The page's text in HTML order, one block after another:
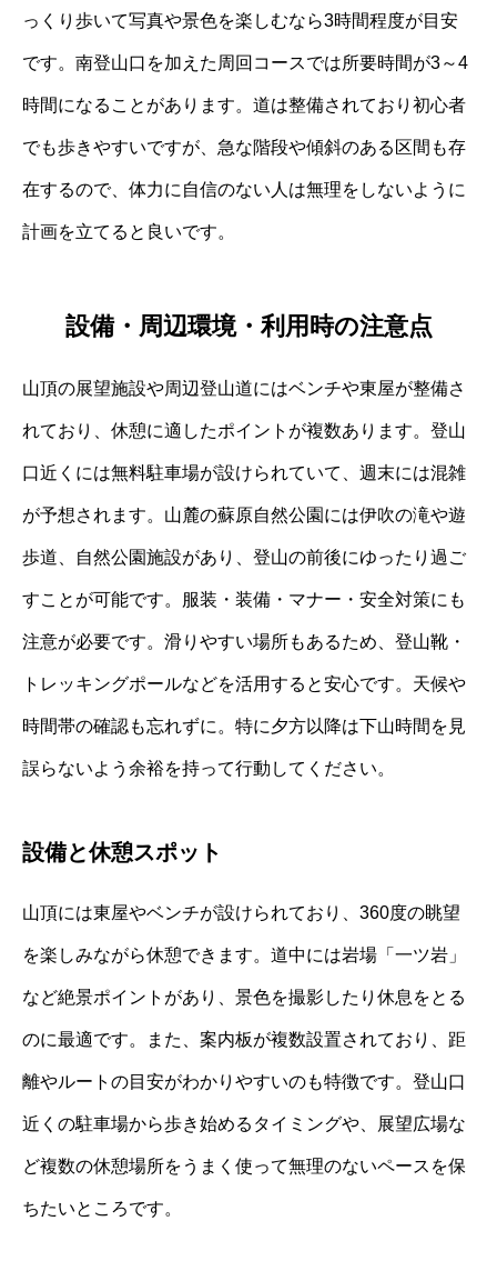
っくり歩いて写真や景色を楽しむなら3時間程度が目安
です。南登山口を加えた周回コースでは所要時間が3～4
時間になることがあります。道は整備されており初心者
でも歩きやすいですが、急な階段や傾斜のある区間も存
在するので、体力に自信のない人は無理をしないように
計画を立てると良いです。
設備・周辺環境・利用時の注意点
山頂の展望施設や周辺登山道にはベンチや東屋が整備さ
れており、休憩に適したポイントが複数あります。登山
口近くには無料駐車場が設けられていて、週末には混雑
が予想されます。山麓の蘇原自然公園には伊吹の滝や遊
歩道、自然公園施設があり、登山の前後にゆったり過ご
すことが可能です。服装・装備・マナー・安全対策にも
注意が必要です。滑りやすい場所もあるため、登山靴・
トレッキングポールなどを活用すると安心です。天候や
時間帯の確認も忘れずに。特に夕方以降は下山時間を見
誤らないよう余裕を持って行動してください。
設備と休憩スポット
山頂には東屋やベンチが設けられており、360度の眺望
を楽しみながら休憩できます。道中には岩場「一ツ岩」
など絶景ポイントがあり、景色を撮影したり休息をとる
のに最適です。また、案内板が複数設置されており、距
離やルートの目安がわかりやすいのも特徴です。登山口
近くの駐車場から歩き始めるタイミングや、展望広場な
ど複数の休憩場所をうまく使って無理のないペースを保
ちたいところです。